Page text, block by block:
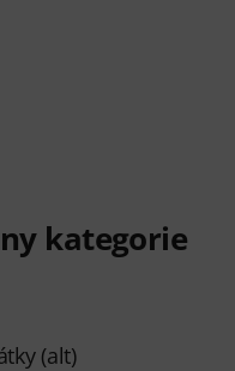
kategorie
(alt)